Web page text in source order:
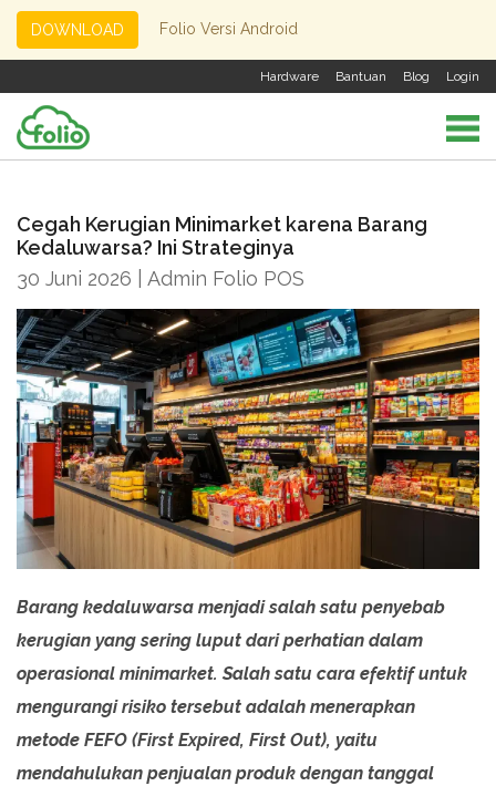
DOWNLOAD Folio Versi Android
Login
Blog
Bantuan
Hardware
Cegah Kerugian Minimarket karena Barang
Kedaluwarsa? Ini Strateginya
30 Juni 2026 | Admin Folio POS
Barang kedaluwarsa menjadi salah satu penyebab
kerugian yang sering luput dari perhatian dalam
operasional minimarket. Salah satu cara efektif untuk
mengurangi risiko tersebut adalah menerapkan
metode FEFO (First Expired, First Out), yaitu
mendahulukan penjualan produk dengan tanggal